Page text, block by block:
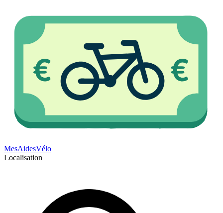
MesAidesVélo
Localisation